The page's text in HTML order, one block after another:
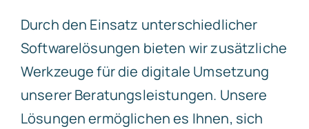
Durch den Einsatz unterschiedlicher
Softwarelösungen bieten wir zusätzliche
Werkzeuge für die digitale Umsetzung
unserer Beratungsleistungen. Unsere
Lösungen ermöglichen es Ihnen, sich